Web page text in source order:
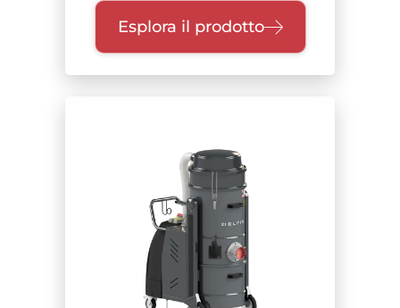
Esplora il prodotto